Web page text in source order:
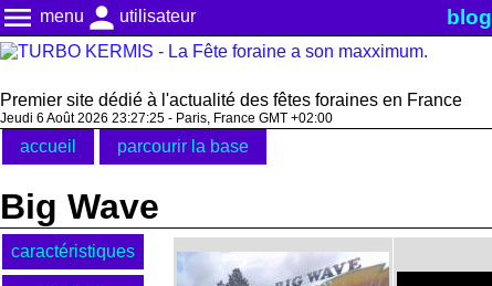
menu menu person utilisateur blog
Premier site dédié à l'actualité des fêtes foraines en France
Jeudi 6 Août 2026 23:27:25 - Paris, France GMT +02:00
accueil parcourir la base
Big Wave
caractéristiques